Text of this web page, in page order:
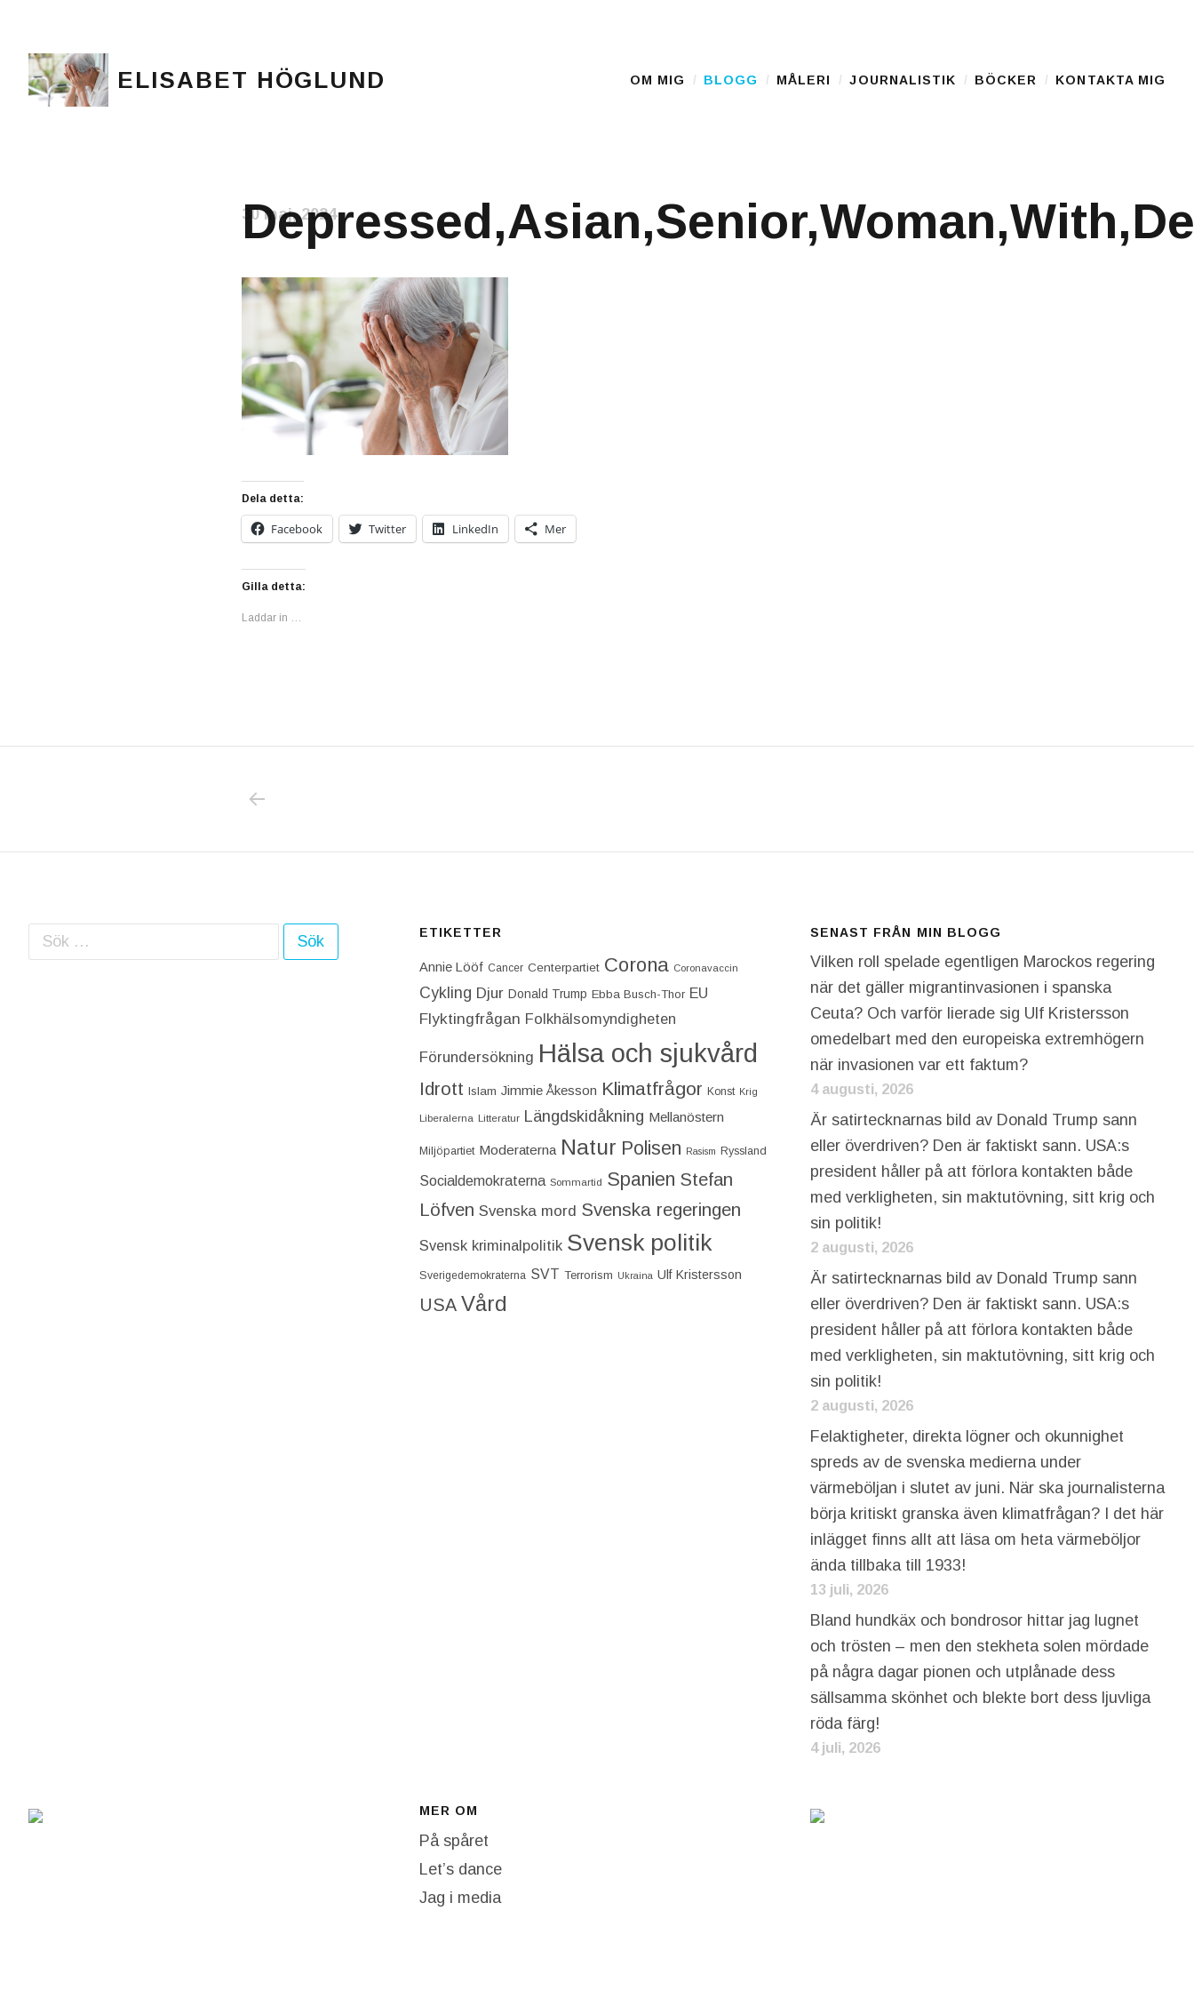
ELISABET HÖGLUND Main Menu
OM MIG BLOGG MÅLERI JOURNALISTIK BÖCKER KONTAKTA MIG
30 maj, 2024
Dela detta:
Facebook Twitter LinkedIn Mer
Gilla detta:
Laddar in …
Sök efter: ETIKETTER
Annie Lööf Cancer Centerpartiet‎ Corona Coronavaccin
Cykling Djur Donald Trump Ebba Busch-Thor EU
Flyktingfrågan Folkhälsomyndigheten
Förundersökning Hälsa och sjukvård
Idrott Islam Jimmie Åkesson Klimatfrågor Konst Krig
Liberalerna Litteratur Längdskidåkning Mellanöstern
Miljöpartiet Moderaterna Natur Polisen Rasism Ryssland
Socialdemokraterna Sommartid Spanien Stefan
Löfven Svenska mord Svenska regeringen
Svensk kriminalpolitik Svensk politik
Sverigedemokraterna SVT Terrorism Ukraina Ulf Kristersson
USA Vård
SENAST FRÅN MIN BLOGG
Vilken roll spelade egentligen Marockos regering
när det gäller migrantinvasionen i spanska
Ceuta? Och varför lierade sig Ulf Kristersson
omedelbart med den europeiska extremhögern
när invasionen var ett faktum?
4 augusti, 2026
Är satirtecknarnas bild av Donald Trump sann
eller överdriven? Den är faktiskt sann. USA:s
president håller på att förlora kontakten både
med verkligheten, sin maktutövning, sitt krig och
sin politik!
2 augusti, 2026
Är satirtecknarnas bild av Donald Trump sann
eller överdriven? Den är faktiskt sann. USA:s
president håller på att förlora kontakten både
med verkligheten, sin maktutövning, sitt krig och
sin politik!
2 augusti, 2026
Felaktigheter, direkta lögner och okunnighet
spreds av de svenska medierna under
värmeböljan i slutet av juni. När ska journalisterna
börja kritiskt granska även klimatfrågan? I det här
inlägget finns allt att läsa om heta värmeböljor
ända tillbaka till 1933!
13 juli, 2026
Bland hundkäx och bondrosor hittar jag lugnet
och trösten – men den stekheta solen mördade
på några dagar pionen och utplånade dess
sällsamma skönhet och blekte bort dess ljuvliga
röda färg!
4 juli, 2026
MER OM
På spåret
Let’s dance
Jag i media